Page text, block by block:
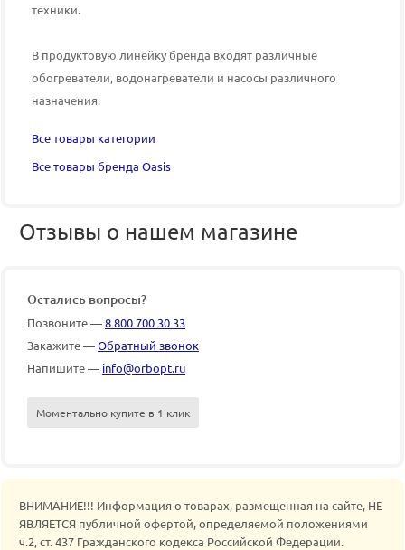
техники.
В продуктовую линейку бренда входят различные
обогреватели, водонагреватели и насосы различного
назначения.
Все товары категории
Все товары бренда Oasis
Отзывы о нашем магазине
Остались вопросы?
Позвоните —8 800 700 30 33
Закажите —Обратный звонок
Напишите — info@orbopt.ru
Моментально купите в 1 клик
ВНИМАНИЕ!!! Информация о товарах, размещенная на сайте, НЕ
ЯВЛЯЕТСЯ публичной офертой, определяемой положениями
ч.2, ст. 437 Гражданского кодекса Российской Федерации.